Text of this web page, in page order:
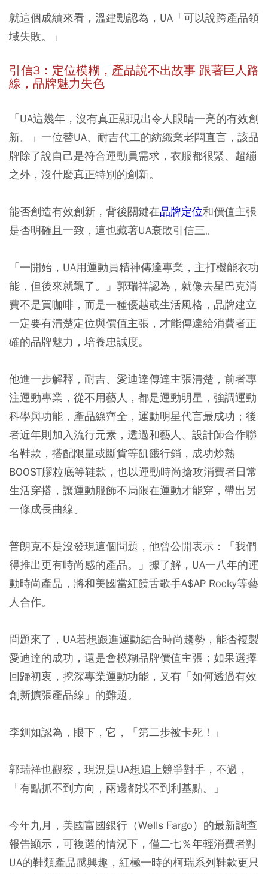
就這個成績來看，溫建勳認為，UA「可以說跨產品領
域失敗。」
引信3：定位模糊，產品說不出故事 跟著巨人路
線，品牌魅力失色
「UA這幾年，沒有真正顯現出令人眼睛一亮的有效創
新。」一位替UA、耐吉代工的紡織業老闆直言，該品
牌除了說自己是符合運動員需求，衣服都很緊、超繃
之外，沒什麼真正特別的創新。
能否創造有效創新，背後關鍵在品牌定位和價值主張
是否明確且一致，這也藏著UA衰敗引信三。
「一開始，UA用運動員精神傳達專業，主打機能衣功
能，但後來就飄了。」郭瑞祥認為，就像去星巴克消
費不是買咖啡，而是一種優越或生活風格，品牌建立
一定要有清楚定位與價值主張，才能傳達給消費者正
確的品牌魅力，培養忠誠度。
他進一步解釋，耐吉、愛迪達傳達主張清楚，前者專
注運動專業，從不用藝人，都是運動明星，強調運動
科學與功能，產品線齊全，運動明星代言最成功；後
者近年則加入流行元素，透過和藝人、設計師合作聯
名鞋款，搭配限量或斷貨等飢餓行銷，成功炒熱
BOOST膠粒底等鞋款，也以運動時尚搶攻消費者日常
生活穿搭，讓運動服飾不局限在運動才能穿，帶出另
一條成長曲線。
普朗克不是沒發現這個問題，他曾公開表示：「我們
得推出更有時尚感的產品。」據了解，UA一八年的運
動時尚產品，將和美國當紅饒舌歌手A$AP Rocky等藝
人合作。
問題來了，UA若想跟進運動結合時尚趨勢，能否複製
愛迪達的成功，還是會模糊品牌價值主張；如果選擇
回歸初衷，挖深專業運動功能，又有「如何透過有效
創新擴張產品線」的難題。
李釧如認為，眼下，它，「第二步被卡死！」
郭瑞祥也觀察，現況是UA想追上競爭對手，不過，
「有點抓不到方向，兩邊都找不到利基點。」
今年九月，美國富國銀行（Wells Fargo）的最新調查
報告顯示，可複選的情況下，僅二七％年輕消費者對
UA的鞋類產品感興趣，紅極一時的柯瑞系列鞋款更只